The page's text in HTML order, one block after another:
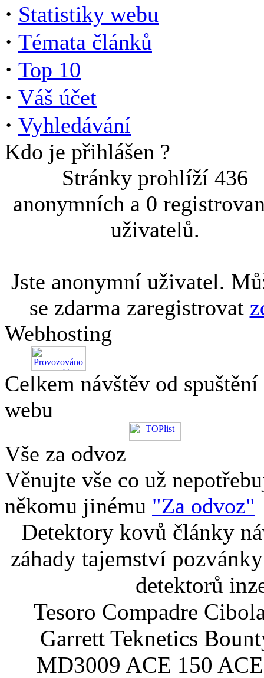
· Statistiky webu
· Témata článků
· Top 10
· Váš účet
· Vyhledávání
Kdo je přihlášen ?
Stránky prohlíží 436
anonymních a 0
uživatelů.
Jste anonymní uživatel.
se zdarma zaregistrovat
Webhosting
Celkem návštěv od spuštění
webu
Vše za odvoz
Věnujte vše co už
někomu jinému "Za odvoz"
Detektory kovů články
záhady tajemství
detektorů
Tesoro Compadre
Garrett Teknetics
MD3009 ACE 150